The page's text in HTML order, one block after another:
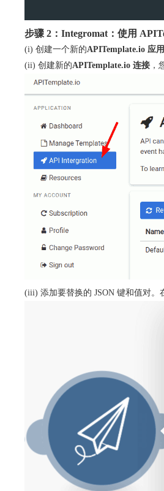
步骤 2：Integromat：使用
(i) 创建一个新的APITemplate.io 应
(ii) 创建新的APITemplate.io 连接 ，
(iii) 添加要替换的 JSON 键和值对。